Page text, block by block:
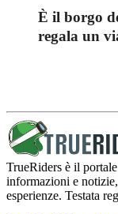
È il borgo
regala un
TrueRiders è il
informazioni e
esperienze. Testata